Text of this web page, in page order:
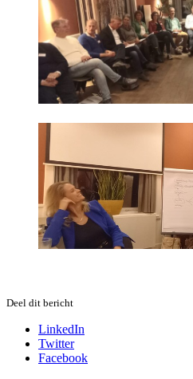
Deel dit bericht
LinkedIn
Twitter
Facebook